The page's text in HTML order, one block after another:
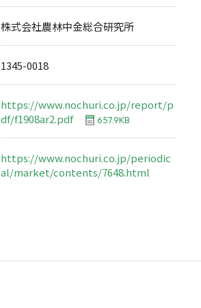
株式会社農林中金総合研究所
1345-0018
https://www.nochuri.co.jp/report/p
df/f1908ar2.pdf
657.9KB
https://www.nochuri.co.jp/periodic
al/market/contents/7648.html